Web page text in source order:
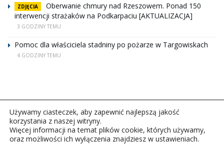
ZDJĘCIA
Oberwanie chmury nad Rzeszowem. Ponad 150
interwencji strażaków na Podkarpaciu [AKTUALIZACJA]
3 GODZINY TEMU
Pomoc dla właściciela stadniny po pożarze w Targowiskach
4 GODZINY TEMU
Copyright © 2026Polskie Radio Rzeszów S.A. w likwidacj.
Używamy ciasteczek, aby zapewnić najlepszą jakość
korzystania z naszej witryny.
Więcej informacji na temat plików cookie, których używamy,
oraz możliwości ich wyłączenia znajdziesz w ustawieniach.